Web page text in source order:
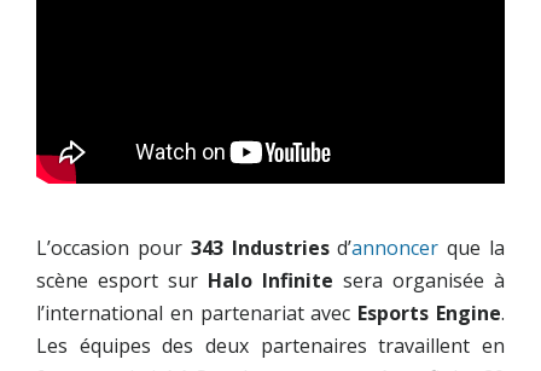
L’occasion pour 343 Industriesd’annoncer que la
scène esport sur Halo Infinite sera organisée à
l’international en partenariat avec Esports Engine.
Les équipes des deux partenaires travaillent en